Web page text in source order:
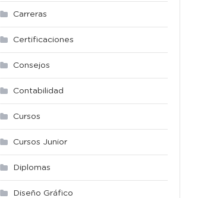
Carreras
Certificaciones
Consejos
Contabilidad
Cursos
Cursos Junior
Diplomas
Diseño Gráfico